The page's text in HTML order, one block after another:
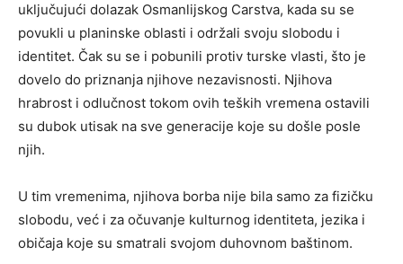
uključujući dolazak Osmanlijskog Carstva, kada su se
povukli u planinske oblasti i održali svoju slobodu i
identitet. Čak su se i pobunili protiv turske vlasti, što je
dovelo do priznanja njihove nezavisnosti. Njihova
hrabrost i odlučnost tokom ovih teških vremena ostavili
su dubok utisak na sve generacije koje su došle posle
njih.
U tim vremenima, njihova borba nije bila samo za fizičku
slobodu, već i za očuvanje kulturnog identiteta, jezika i
običaja koje su smatrali svojom duhovnom baštinom.